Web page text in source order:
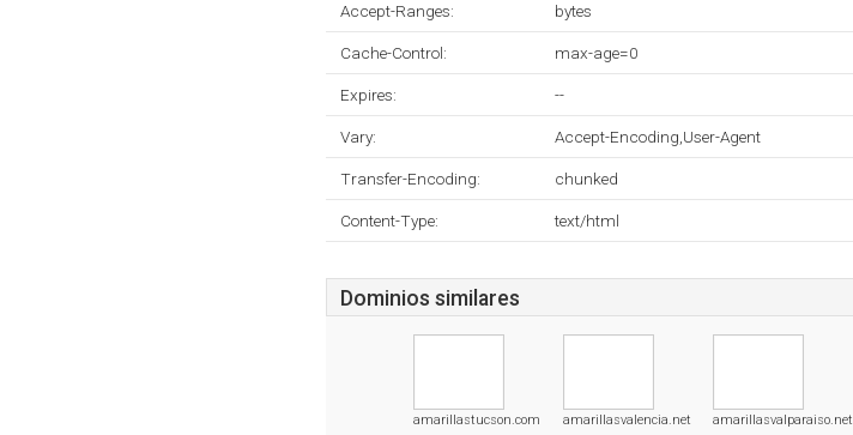
Accept-Ranges: bytes
Cache-Control: max-age=0
Expires: --
Vary: Accept-Encoding,User-Agent
Transfer-Encoding: chunked
Content-Type: text/html
Dominios similares
amarillastucson.com amarillasvalencia.net amarillasvalparaiso.net